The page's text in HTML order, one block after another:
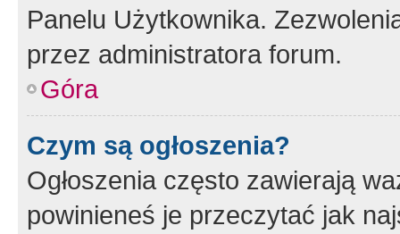
Panelu Użytkownika.
przez administratora forum.
Góra
Czym są ogłoszenia?
Ogłoszenia często zawierają
powinieneś je przeczytać jak